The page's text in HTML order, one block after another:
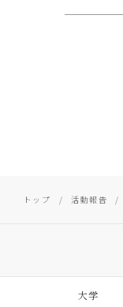
トップ 活動報告
大学